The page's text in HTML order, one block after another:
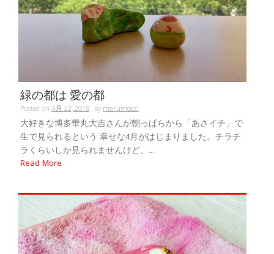
緑の都は 愛の都
Posted on 4月 22, 2018 bymarumocci
大好きな博多華丸大吉さんが朝っぱらから「あさイチ」で
生で見られるという 幸せな4月がはじまりました。チラチ
ラくらいしか見られませんけど、...
Read More